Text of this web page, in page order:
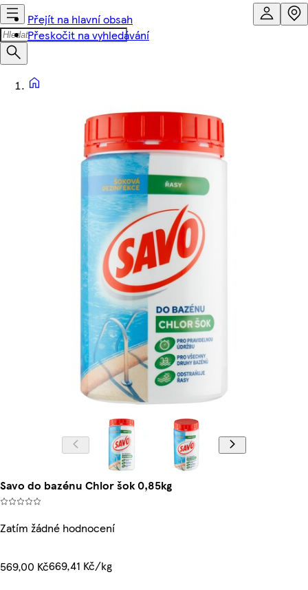
Přejít na hlavní obsah
Přeskočit na vyhledávání
Savo do bazénu Chlor šok 0,85kg
Zatím žádné hodnocení
569,00 Kč669,41 Kč/kg